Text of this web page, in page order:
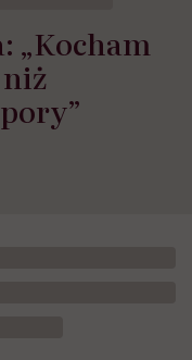
„Kocham